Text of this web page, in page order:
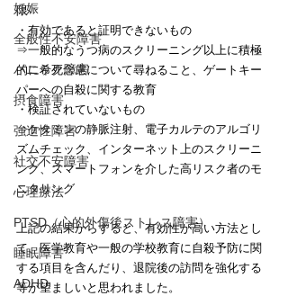
妊娠
全般性不安障害
パニック障害
摂食障害
強迫性障害
社交不安障害
心理療法
PTSD（心的外傷後ストレス障害）
睡眠障害
ADHD
限
・有効であると証明できないもの
⇒一般的なうつ病のスクリーニング以上に積極
的に希死念慮について尋ねること、ゲートキー
パーへの自殺に関する教育
・検証されていないもの
⇒ケタミンの静脈注射、電子カルテのアルゴリ
ズムチェック、インターネット上のスクリーニ
ング、スマートフォンを介した高リスク者のモ
ニタリング
上記の結果からすると、有効性が高い方法とし
て、医学教育や一般の学校教育に自殺予防に関
する項目を含んだり、退院後の訪問を強化する
等が望ましいと思われました。